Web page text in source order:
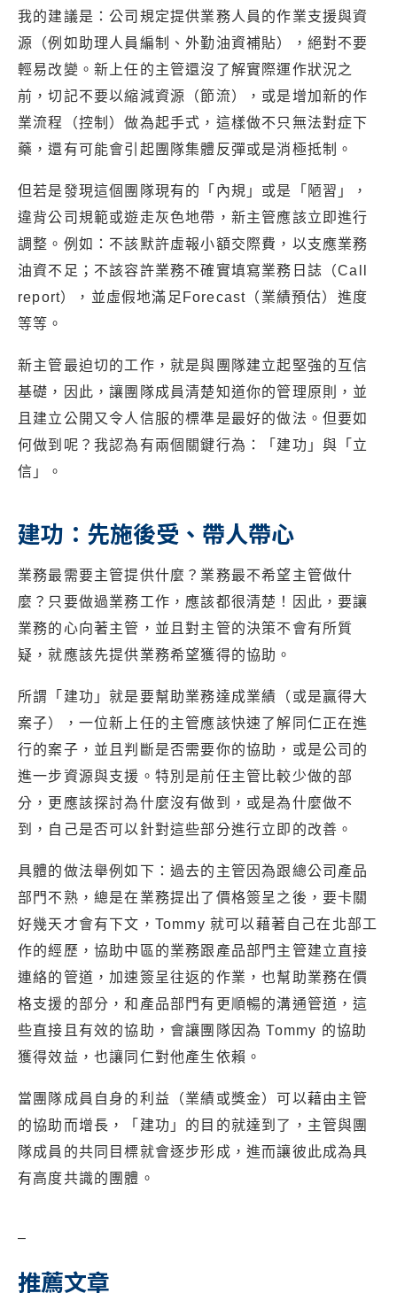
我的建議是：公司規定提供業務人員的作業支援與資
源（例如助理人員編制、外勤油資補貼），絕對不要
輕易改變。新上任的主管還沒了解實際運作狀況之
前，切記不要以縮減資源（節流），或是增加新的作
業流程（控制）做為起手式，這樣做不只無法對症下
藥，還有可能會引起團隊集體反彈或是消極抵制。
但若是發現這個團隊現有的「內規」或是「陋習」，
違背公司規範或遊走灰色地帶，新主管應該立即進行
調整。例如：不該默許虛報小額交際費，以支應業務
油資不足；不該容許業務不確實填寫業務日誌（Call
report），並虛假地滿足Forecast（業績預估）進度
等等。
新主管最迫切的工作，就是與團隊建立起堅強的互信
基礎，因此，讓團隊成員清楚知道你的管理原則，並
且建立公開又令人信服的標準是最好的做法。但要如
何做到呢？我認為有兩個關鍵行為：「建功」與「立
信」。
建功：先施後受、帶人帶心
業務最需要主管提供什麼？業務最不希望主管做什
麼？只要做過業務工作，應該都很清楚！因此，要讓
業務的心向著主管，並且對主管的決策不會有所質
疑，就應該先提供業務希望獲得的協助。
所謂「建功」就是要幫助業務達成業績（或是贏得大
案子），一位新上任的主管應該快速了解同仁正在進
行的案子，並且判斷是否需要你的協助，或是公司的
進一步資源與支援。特別是前任主管比較少做的部
分，更應該探討為什麼沒有做到，或是為什麼做不
到，自己是否可以針對這些部分進行立即的改善。
具體的做法舉例如下：過去的主管因為跟總公司產品
部門不熟，總是在業務提出了價格簽呈之後，要卡關
好幾天才會有下文，Tommy 就可以藉著自己在北部工
作的經歷，協助中區的業務跟產品部門主管建立直接
連絡的管道，加速簽呈往返的作業，也幫助業務在價
格支援的部分，和產品部門有更順暢的溝通管道，這
些直接且有效的協助，會讓團隊因為 Tommy 的協助
獲得效益，也讓同仁對他產生依賴。
當團隊成員自身的利益（業績或獎金）可以藉由主管
的協助而增長，「建功」的目的就達到了，主管與團
隊成員的共同目標就會逐步形成，進而讓彼此成為具
有高度共識的團體。
–
推薦文章